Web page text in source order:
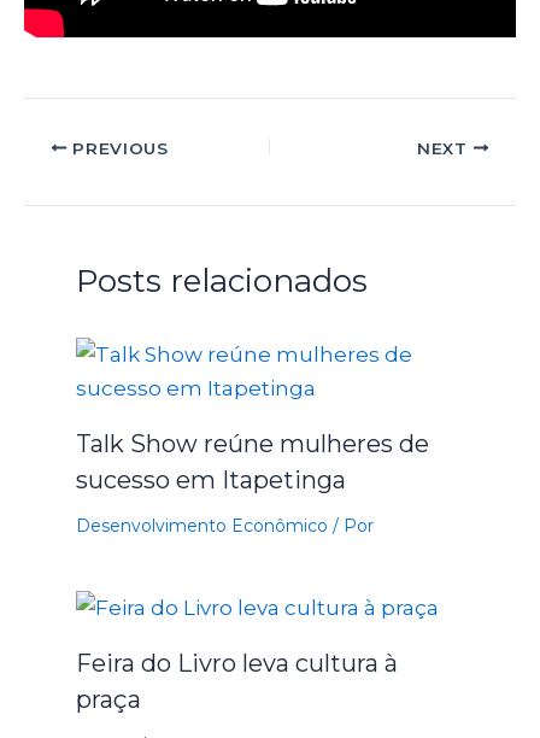
PREVIOUS NEXT
Posts relacionados
Talk Show reúne mulheres de
sucesso em Itapetinga
Desenvolvimento Econômico / Por
Feira do Livro leva cultura à
praça